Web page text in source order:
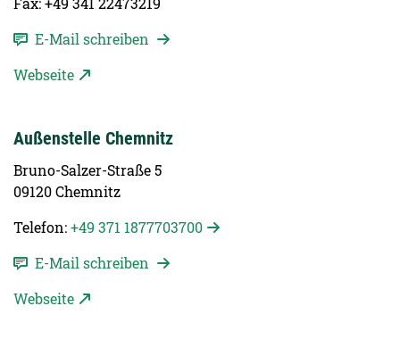
E-Mail schreiben
Webseite
Außenstelle Chemnitz
Bruno-Salzer-Straße 5
09120 Chemnitz
Telefon:+49 371 1877703700
E-Mail schreiben
Webseite